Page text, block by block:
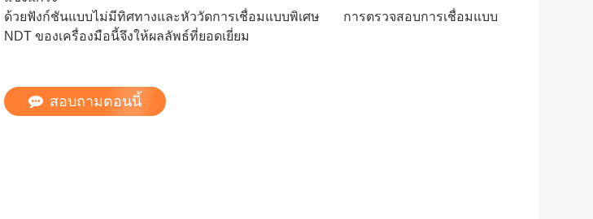
ด้วยฟังก์ชันแบบไม่มีทิศทางและหัววัดการเชื่อมแบบพิเศษ การตรวจสอบการเชื่อมแบบ
NDT ของเครื่องมือนี้จึงให้ผลลัพธ์ที่ยอดเยี่ยม
สอบถามตอนนี้